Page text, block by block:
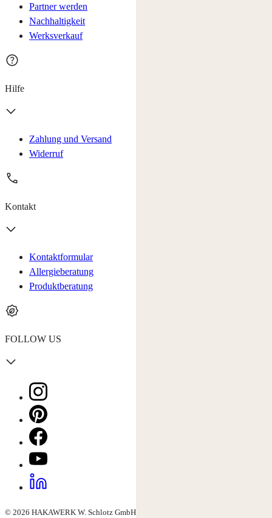
Partner werden
Nachhaltigkeit
Werksverkauf
Hilfe
Zahlung und Versand
Widerruf
Kontakt
Kontaktformular
Allergieberatung
Produktberatung
FOLLOW US
© 2026 HAKAWERK W. Schlotz GmbH